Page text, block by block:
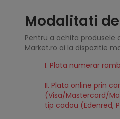
Modalitati
Pentru a achita produsele
Market.ro ai la dispozitie
I. Plata numerar
II. Plata online prin
(Visa/Mastercard/
tip cadou (Edenred,